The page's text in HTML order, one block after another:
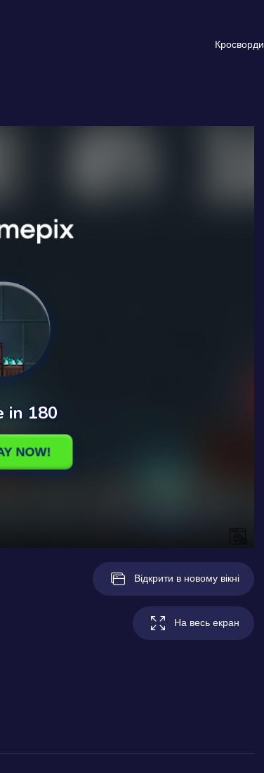
Кросворди
Відкрити в новому вікні
На весь екран